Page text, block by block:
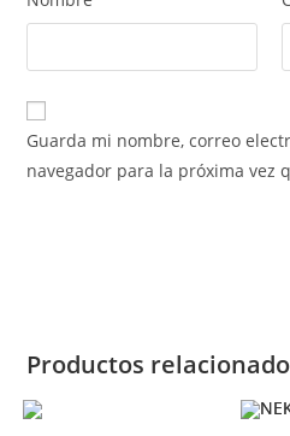
Guarda mi nombre, correo
navegador para la próxima vez
Productos